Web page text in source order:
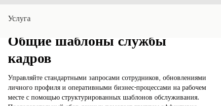
Услуга
Общие шаблоны службы
кадров
Управляйте стандартными запросами сотрудников, обновлениями
личного профиля и оперативными бизнес-процессами на рабочем
месте с помощью структурированных шаблонов обслуживания.